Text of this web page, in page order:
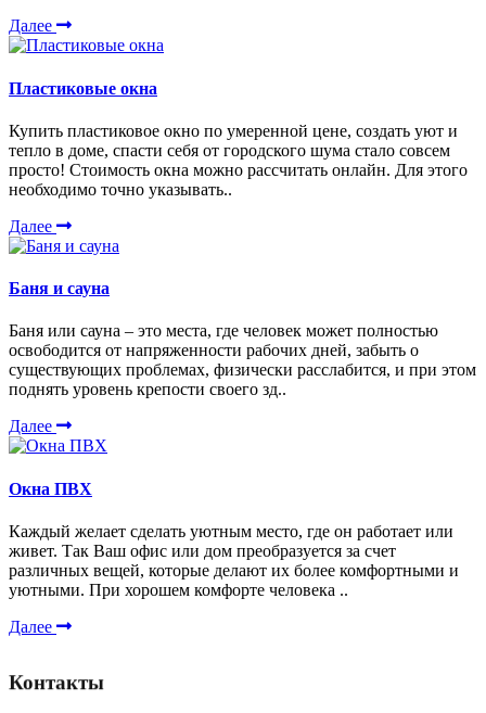
Далее
Пластиковые окна
Купить пластиковое окно по умеренной цене, создать уют и
тепло в доме, спасти себя от городского шума стало совсем
просто! Стоимость окна можно рассчитать онлайн. Для этого
необходимо точно указывать..
Далее
Баня и сауна
Баня или сауна – это места, где человек может полностью
освободится от напряженности рабочих дней, забыть о
существующих проблемах, физически расслабится, и при этом
поднять уровень крепости своего зд..
Далее
Окна ПВХ
Каждый желает сделать уютным место, где он работает или
живет. Так Ваш офис или дом преобразуется за счет
различных вещей, которые делают их более комфортными и
уютными. При хорошем комфорте человека ..
Далее
Контакты